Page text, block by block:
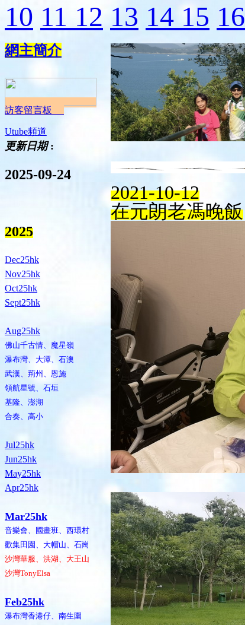
10 11 12 13 14 15 16
網主簡介
訪客留言板
Utube頻道
更新日期:
2025-09-24
2025
Dec25hk
Nov25hk
Oct25hk
Sept25hk
Aug25hk
佛山千古情、魔星嶺
瀑布灣、大潭、石澳
武漢、荊州、恩施
領航星號、石垣
基隆、澎湖
合奏、高小
Jul25hk
Jun25hk
May25hk
Apr25hk
Mar25hk
音樂會、國畫班、西環村
歡集田園、大帽山、石崗
沙灣華服、洪湖、大王山
沙灣TonyElsa
Feb25hk
瀑布灣香港仔、南生圍
2021-10-12
在元朗老馮晚飯